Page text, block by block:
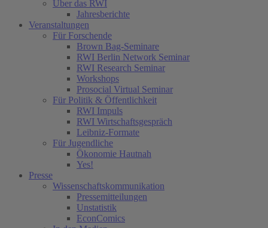
Über das RWI
Jahresberichte
Veranstaltungen
Für Forschende
Brown Bag-Seminare
RWI Berlin Network Seminar
RWI Research Seminar
Workshops
Prosocial Virtual Seminar
Für Politik & Öffentlichkeit
RWI Impuls
RWI Wirtschaftsgespräch
Leibniz-Formate
Für Jugendliche
Ökonomie Hautnah
Yes!
Presse
Wissenschaftskommunikation
Pressemitteilungen
Unstatistik
EconComics